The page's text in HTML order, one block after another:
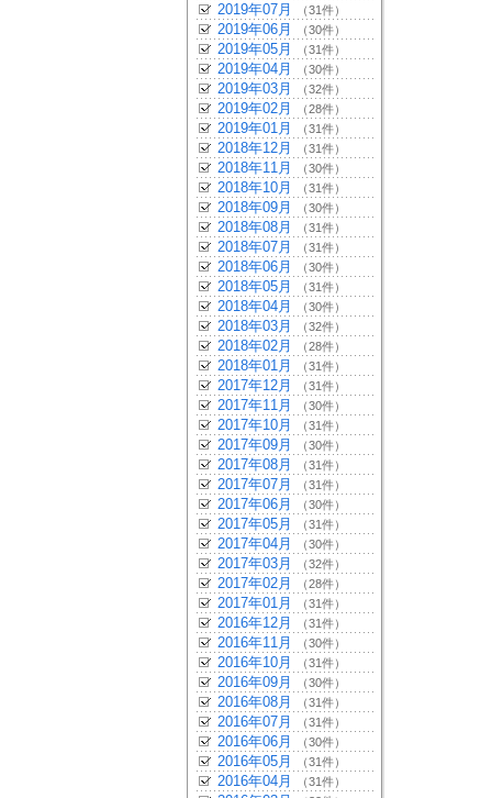
2019年07月 （31件）
2019年06月 （30件）
2019年05月 （31件）
2019年04月 （30件）
2019年03月 （32件）
2019年02月 （28件）
2019年01月 （31件）
2018年12月 （31件）
2018年11月 （30件）
2018年10月 （31件）
2018年09月 （30件）
2018年08月 （31件）
2018年07月 （31件）
2018年06月 （30件）
2018年05月 （31件）
2018年04月 （30件）
2018年03月 （32件）
2018年02月 （28件）
2018年01月 （31件）
2017年12月 （31件）
2017年11月 （30件）
2017年10月 （31件）
2017年09月 （30件）
2017年08月 （31件）
2017年07月 （31件）
2017年06月 （30件）
2017年05月 （31件）
2017年04月 （30件）
2017年03月 （32件）
2017年02月 （28件）
2017年01月 （31件）
2016年12月 （31件）
2016年11月 （30件）
2016年10月 （31件）
2016年09月 （30件）
2016年08月 （31件）
2016年07月 （31件）
2016年06月 （30件）
2016年05月 （31件）
2016年04月 （31件）